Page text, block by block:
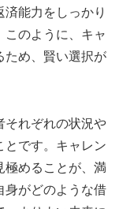
能力をしっかり
このように、キャ
ため、賢い選択が
それぞれの状況や
とです。キャレン
極めることが、満
身がどのような借